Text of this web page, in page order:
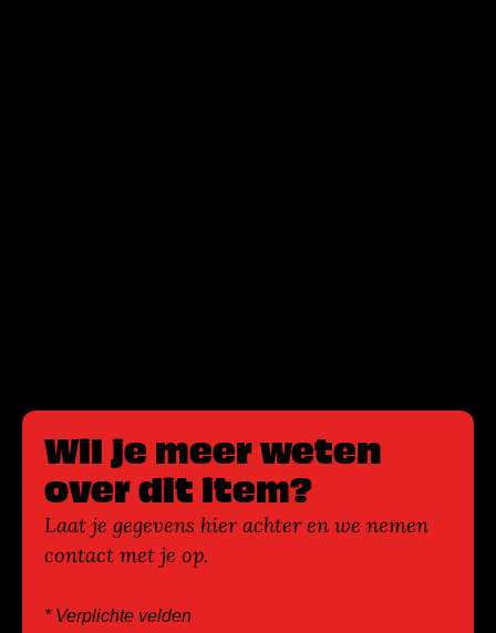
Wil je meer weten
over dit item?
Laat je gegevens hier achter en we nemen
contact met je op.
* Verplichte velden